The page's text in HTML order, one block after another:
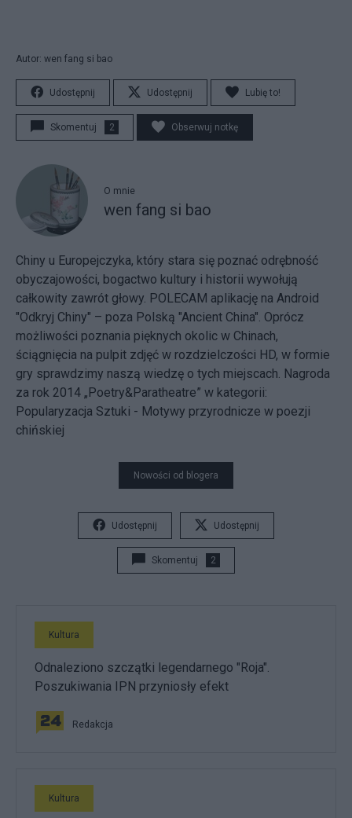
Autor: wen fang si bao
Udostępnij Udostępnij Lubię to!
Skomentuj 2 Obserwuj notkę
O mnie
wen fang si bao
Chiny u Europejczyka, który stara się poznać odrębność
obyczajowości, bogactwo kultury i historii wywołują
całkowity zawrót głowy. POLECAM aplikację na Android
"Odkryj Chiny" – poza Polską "Ancient China". Oprócz
możliwości poznania pięknych okolic w Chinach,
ściągnięcia na pulpit zdjęć w rozdzielczości HD, w formie
gry sprawdzimy naszą wiedzę o tych miejscach. Nagroda
za rok 2014 „Poetry&Paratheatre” w kategorii:
Popularyzacja Sztuki - Motywy przyrodnicze w poezji
chińskiej
Nowości od blogera
Udostępnij Udostępnij
Skomentuj 2
Kultura
Odnaleziono szczątki legendarnego "Roja".
Poszukiwania IPN przyniosły efekt
Redakcja
Kultura